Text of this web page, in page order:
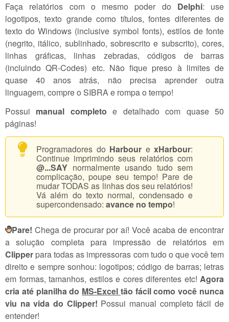
Faça relatórios com o mesmo poder do Delphi: use
logotipos, texto grande como títulos, fontes diferentes de
texto do Windows (inclusive symbol fonts), estilos de fonte
(negrito, itálico, sublinhado, sobrescrito e subscrito), cores,
linhas gráficas, linhas zebradas, códigos de barras
(incluindo QR-Codes) etc. Não fique preso à limites de
quase 40 anos atrás, não precisa aprender outra
linguagem, compre o SIBRA e rompa o tempo!
Possui manual completo e detalhado com quase 50
páginas!
Programadores do Harbour e xHarbour:
Continue imprimindo seus relatórios com
@...SAY normalmente usando tudo sem
complicação, poupe seu tempo! Pare de
mudar TODAS as linhas dos seu relatórios!
Vá além do texto normal, condensado e
supercondensado: avance no tempo!
Pare! Chega de procurar por aí! Você acaba de encontrar
a solução completa para impressão de relatórios em
Clipper para todas as impressoras com tudo o que você tem
direito e sempre sonhou: logotipos; código de barras; letras
em formas, tamanhos, estilos e cores diferentes etc! Agora
cria até planilha do MS-Excel tão fácil como você nunca
viu na vida do Clipper! Possui manual completo fácil de
entender!